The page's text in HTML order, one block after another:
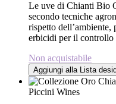
Le uve di Chianti Bio
secondo tecniche
rispetto dell’ambiente,
erbicidi per il controllo
Non acquistabile
Aggiungi alla Lista
Piccini Wines